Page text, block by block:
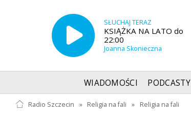
SŁUCHAJ TERAZ
KSIĄŻKA NA LATO do
22:00
Joanna Skonieczna
WIADOMOŚCI PODCASTY
Radio Szczecin » Religia na fali » Religia na fali